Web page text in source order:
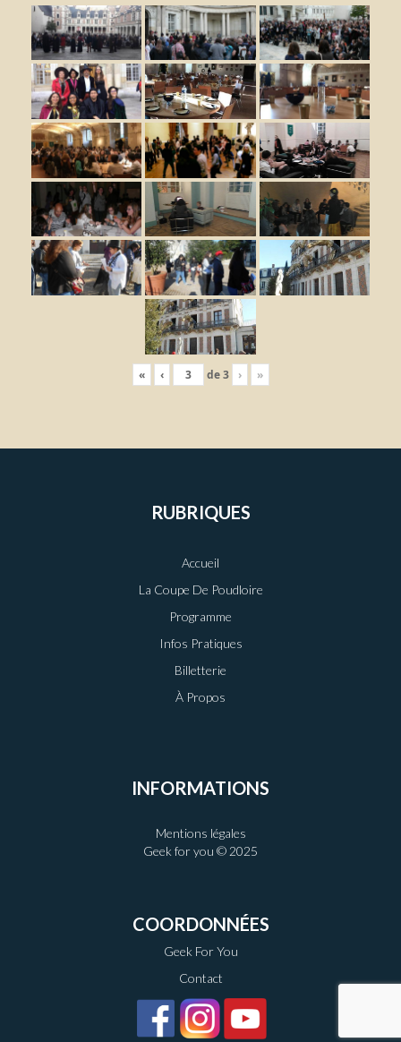
« ‹ de3 › »
RUBRIQUES
Accueil
La Coupe De Poudloire
Programme
Infos Pratiques
Billetterie
À Propos
INFORMATIONS
Mentions légales
Geek for you © 2025
COORDONNÉES
Geek For You
Contact